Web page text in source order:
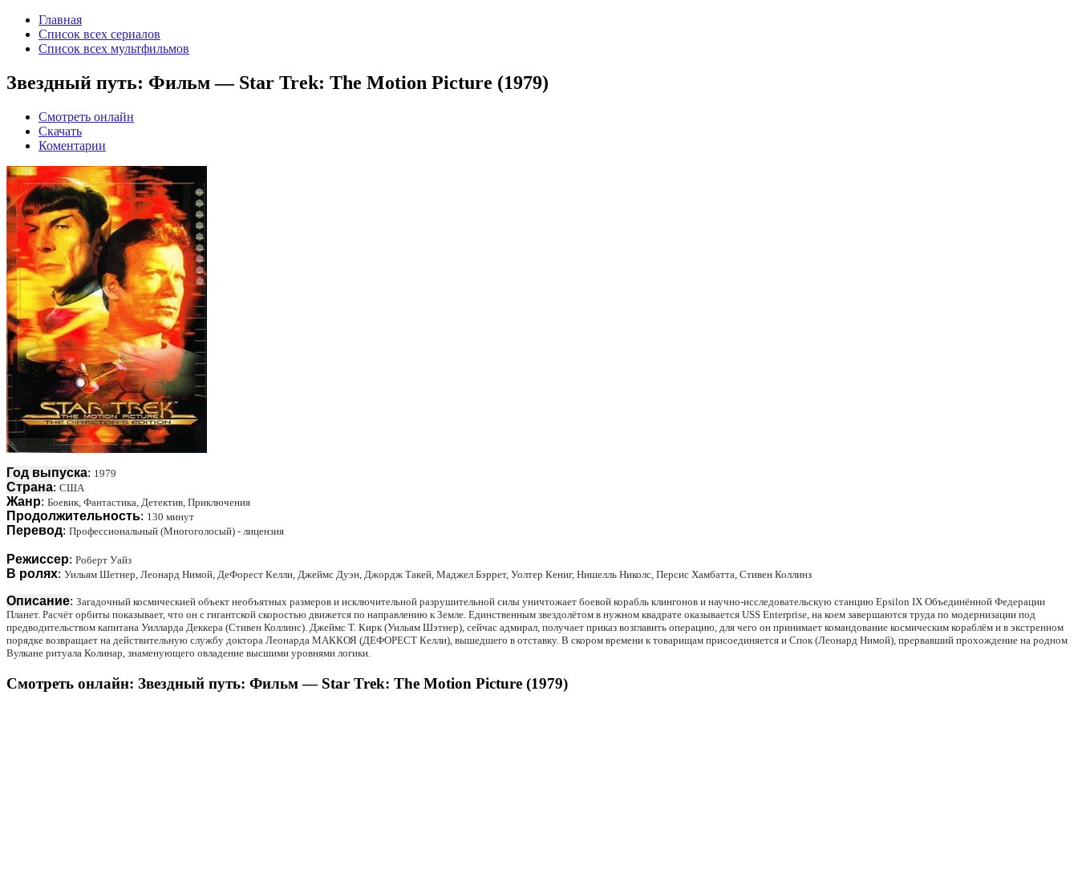
Главная
Список всех сериалов
Список всех мультфильмов
Звездный путь: Фильм — Star Trek: The Motion Picture (1979)
Смотреть онлайн
Скачать
Коментарии
Год выпуска: 1979
Страна: США
Жанр: Боевик, Фантастика, Детектив, Приключения
Продолжительность: 130 минут
Перевод: Профессиональный (Многоголосый) - лицензия
Режиссер: Роберт Уайз
В ролях: Уильям Шетнер, Леонард Нимой, ДеФорест Келли, Джеймс Дуэн, Джордж Такей, Маджел Бэррет, Уолтер Кениг, Нишелль Николс, Персис Хамбатта, Стивен Коллинз
Описание: Загадочный космическией объект необъятных размеров и исключительной разрушительной силы уничтожает боевой корабль клингонов и научно-исследовательскую станцию Epsilon IX Объединённой Федерации
Планет. Расчёт орбиты показывает, что он с гигантской скоростью движется по направлению к Земле. Единственным звездолётом в нужном квадрате оказывается USS Enterprise, на коем завершаются труда по модернизации под
предводительством капитана Уилларда Деккера (Стивен Коллинс). Джеймс Т. Кирк (Уильям Шэтнер), сейчас адмирал, получает приказ возглавить операцию, для чего он принимает командование космическим кораблём и в экстренном
порядке возвращает на действительную службу доктора Леонарда МАККОЯ (ДЕФОРЕСТ Келли), вышедшего в отставку. В скором времени к товарищам присоединяется и Спок (Леонард Нимой), прервавший прохождение на родном
Вулкане ритуала Колинар, знаменующего овладение высшими уровнями логики.
Смотреть онлайн: Звездный путь: Фильм — Star Trek: The Motion Picture (1979)